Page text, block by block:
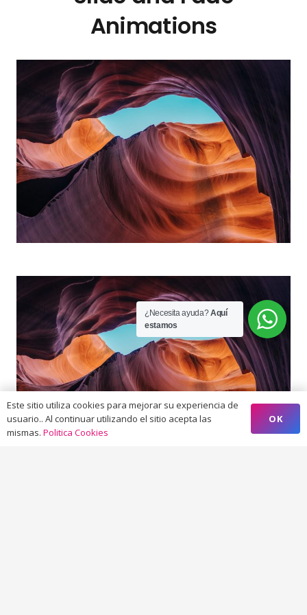
Animations
¿Necesita ayuda?Aquí
estamos
Este sitio utiliza cookies para mejorar su experiencia de
usuario.. Al continuar utilizando el sitio acepta las
mismas. Politica Cookies
OK